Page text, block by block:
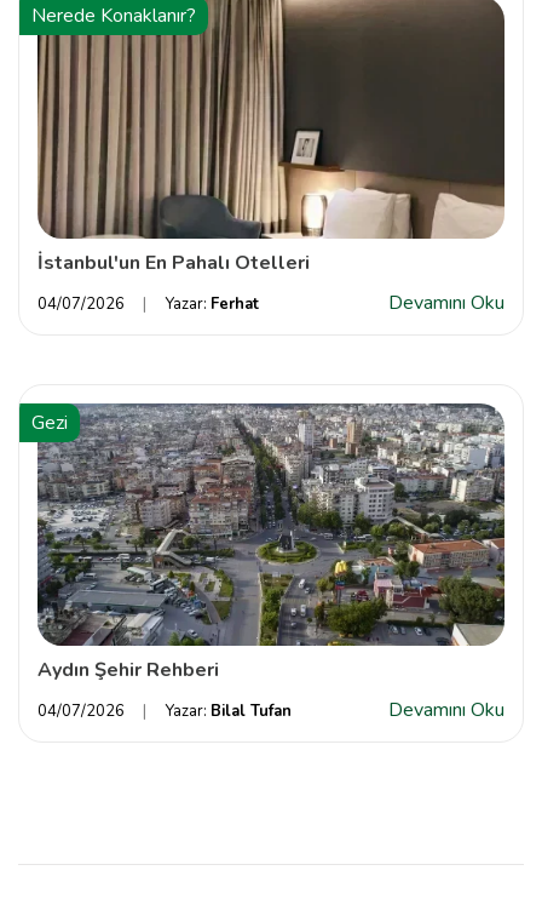
Nerede Konaklanır?
İstanbul'un En Pahalı Otelleri
04/07/2026 Yazar: Ferhat Devamını Oku
Gezi
Aydın Şehir Rehberi
04/07/2026 Yazar: Bilal Tufan Devamını Oku